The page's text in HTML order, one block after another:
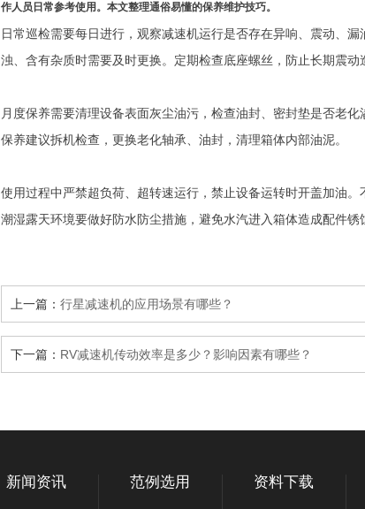
作人员日常参考使用。本文整理通俗易懂的保养维护技巧。
日常巡检需要每日进行，观察减速机运行是否存在异响、震动、
浊、含有杂质时需要及时更换。定期检查底座螺丝，防止长期震动
月度保养需要清理设备表面灰尘油污，检查油封、密封垫是否老
保养建议拆机检查，更换老化轴承、油封，清理箱体内部油泥。
使用过程中严禁超负荷、超转速运行，禁止设备运转时开盖加油
潮湿露天环境要做好防水防尘措施，避免水汽进入箱体造成配件锈
上一篇： 行星减速机的应用场景有哪些？
下一篇： RV减速机传动效率是多少？影响因素有哪些？
新闻资讯 范例选用 资料下载